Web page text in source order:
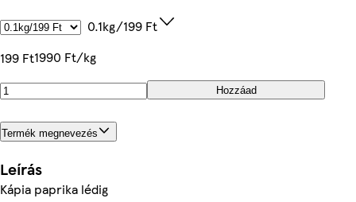
0.1kg/199 Ft
199 Ft1990 Ft/kg
Hozzáad
Termék megnevezés
Leírás
Kápia paprika lédig